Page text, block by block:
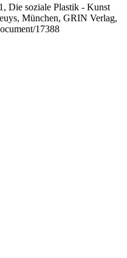
Die soziale Plastik - Kunst
München, GRIN Verlag,
17388